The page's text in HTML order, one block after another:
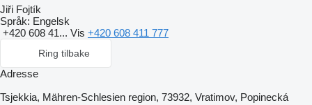
Jiři Fojtík
Språk: Engelsk
+420 608 41... Vis +420 608 411 777
Ring tilbake
Adresse
Tsjekkia, Mähren-Schlesien region, 73932, Vratimov, Popinecká